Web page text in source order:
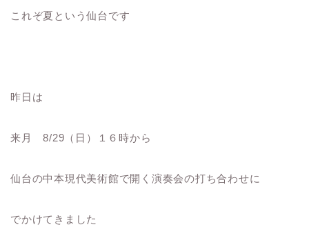
これぞ夏という仙台です
昨日は
来月 8/29（日）１６時から
仙台の中本現代美術館で開く演奏会の打ち合わせに
でかけてきました